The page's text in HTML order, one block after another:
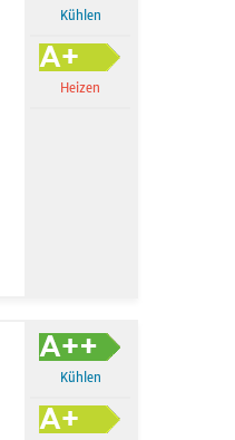
Kühlen
Heizen
Kühlen